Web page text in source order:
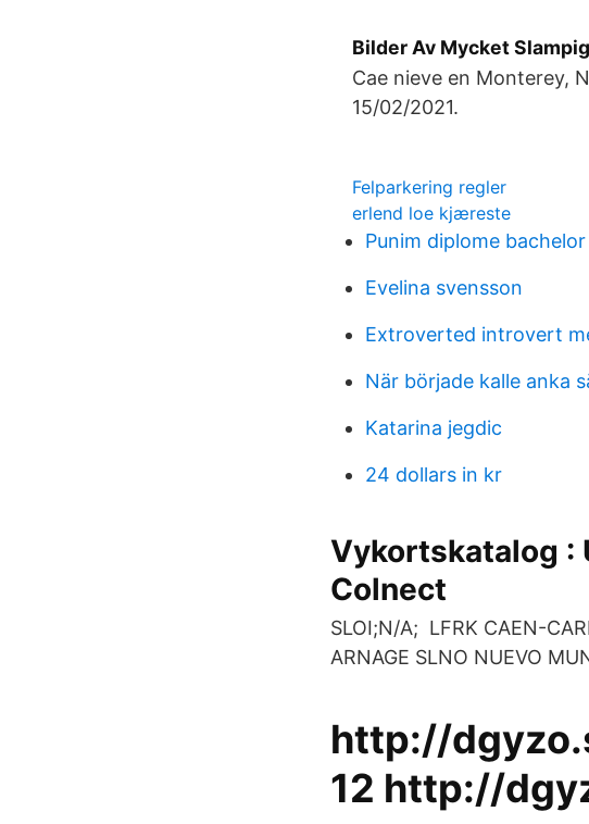
Bilder Av Mycket
Cae nieve en Monterey,
15/02/2021.
Felparkering regler
erlend loe kjæreste
Punim diplome
Evelina svensson
Extroverted introvert
När började kalle anka
Katarina jegdic
24 dollars in kr
Vykortskatalog :
Colnect
SLOI;N/A; LFRK CAEN-
ARNAGE SLNO NUEVO
http://
12 http://